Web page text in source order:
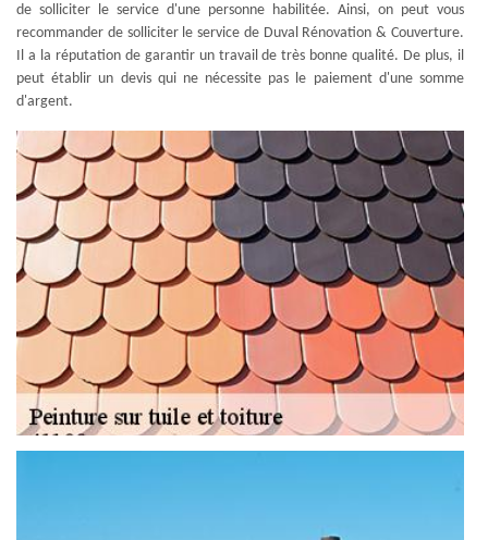
de solliciter le service d'une personne habilitée. Ainsi, on peut vous
recommander de solliciter le service de Duval Rénovation & Couverture.
Il a la réputation de garantir un travail de très bonne qualité. De plus, il
peut établir un devis qui ne nécessite pas le paiement d'une somme
d'argent.